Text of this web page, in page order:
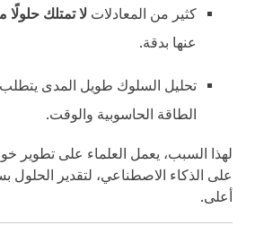
كثير من المعادلات لا تمتلك حلولًا
عنها بدقة.
تحليل السلوك طويل المدى يتطلب
الطاقة الحاسوبية والوقت.
لهذا السبب، يعمل العلماء على تطوير
على الذكاء الاصطناعي، لتقدير الحلول
أعلى.